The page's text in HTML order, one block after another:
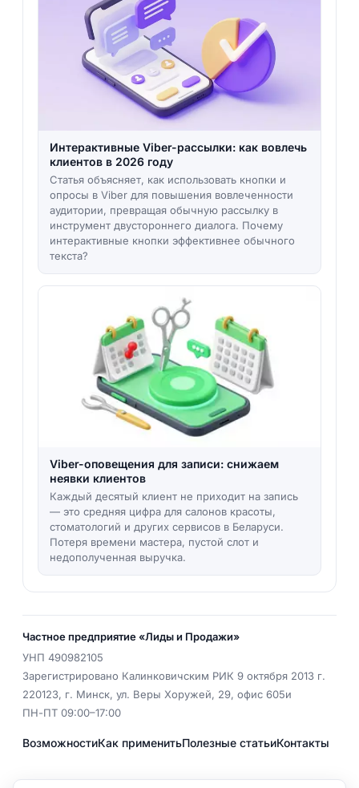
Интерактивные Viber-рассылки: как вовлечь
клиентов в 2026 году
Статья объясняет, как использовать кнопки и
опросы в Viber для повышения вовлеченности
аудитории, превращая обычную рассылку в
инструмент двустороннего диалога. Почему
интерактивные кнопки эффективнее обычного
текста?
Viber-оповещения для записи: снижаем
неявки клиентов
Каждый десятый клиент не приходит на запись
— это средняя цифра для салонов красоты,
стоматологий и других сервисов в Беларуси.
Потеря времени мастера, пустой слот и
недополученная выручка.
Частное предприятие «Лиды и Продажи»
УНП 490982105
Зарегистрировано Калинковичским РИК 9 октября 2013 г.
220123, г. Минск, ул. Веры Хоружей, 29, офис 605и
ПН-ПТ 09:00–17:00
ВозможностиКак применитьПолезные статьиКонтакты
EMAIL